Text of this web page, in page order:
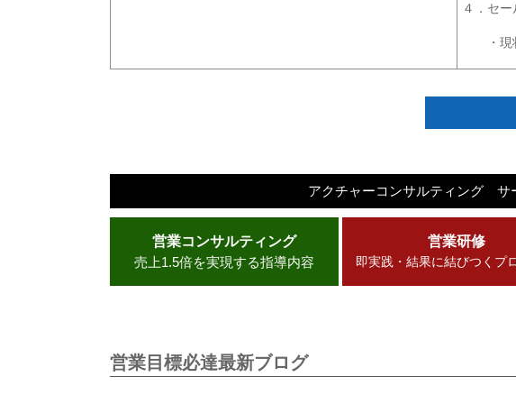
４．セ
・現状
アクチャーコンサルティング サ
営業コンサルティング
売上1.5倍を実現する指導内容
営業研修
即実践・結果に結びつくプ
営業目標必達最新ブログ